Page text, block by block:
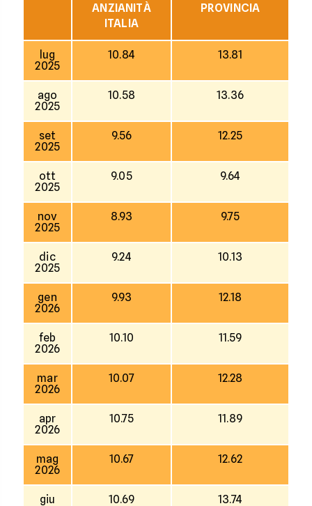
ANZIANITÀ
ITALIA
PROVINCIA
lug
2025
10.84 13.81
ago
2025
10.58 13.36
set
2025
9.56 12.25
ott
2025
9.05 9.64
nov
2025
8.93 9.75
dic
2025
9.24 10.13
gen
2026
9.93 12.18
feb
2026
10.10 11.59
mar
2026
10.07 12.28
apr
2026
10.75 11.89
mag
2026
10.67 12.62
giu
10.69 13.74